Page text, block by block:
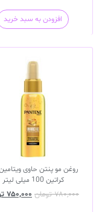
افزودن به سبد خرید
کراتین 100 میلی لیتر
۷۸۰,۰۰۰ تومان ۷۵۰,۰۰۰